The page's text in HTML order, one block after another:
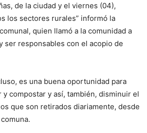
de la ciudad y el viernes (04),
los sectores rurales” informó la
quien llamó a la comunidad a
ser responsables con el acopio de
es una buena oportunidad para
compostar y así, también, disminuir el
que son retirados diariamente, desde